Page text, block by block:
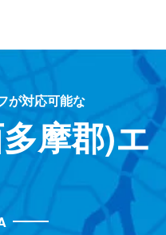
が対応可能な
摩郡)エ